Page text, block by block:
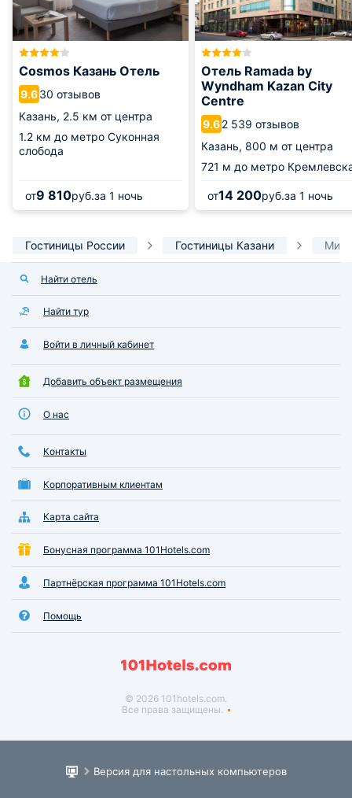
Cosmos Казань Отель
9.630 отзывов
Казань, 2.5 км от центра
1.2 км до метро Суконная
слобода
от9 810руб.за 1 ночь
Отель Ramada by
Wyndham Kazan City
Centre
9.62 539 отзывов
Казань, 800 м от центра
721 м до метро
от14 200руб.за 1 ночь
Гостиницы России Гостиницы Казани
Найти отель
Найти тур
Войти в личный кабинет
Добавить объект размещения
О нас
Контакты
Корпоративным клиентам
Карта сайта
Бонусная программа 101Hotels.com
Партнёрская программа 101Hotels.com
Помощь
© 2026 101hotels.com.
Все права защищены.
Версия для настольных компьютеров